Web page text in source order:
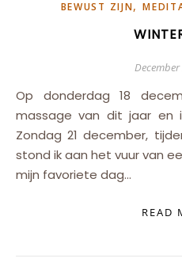
BEWUST ZIJN,
Op donderdag 18 december gaf ik mijn laatste
massage van dit jaar en
Zondag 21 december,
stond ik aan het vuur van
mijn favoriete dag…
READ